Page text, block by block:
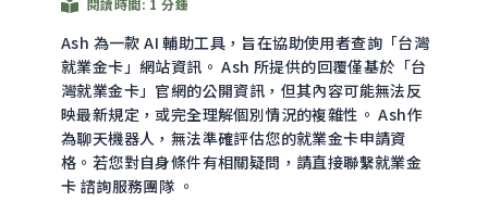
閱讀時間: 1 分鍾
Ash 為一款 AI 輔助工具，旨在協助使用者查詢「台灣
就業金卡」網站資訊。 Ash 所提供的回覆僅基於「台
灣就業金卡」官網的公開資訊，但其內容可能無法反
映最新規定，或完全理解個別情況的複雜性。 Ash作
為聊天機器人，無法準確評估您的就業金卡申請資
格。若您對自身條件有相關疑問，請直接聯繫就業金
卡 諮詢服務團隊 。